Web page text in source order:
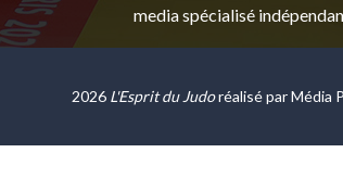
media spécialisé
2026 L'Esprit du Judoréalisé parMédia